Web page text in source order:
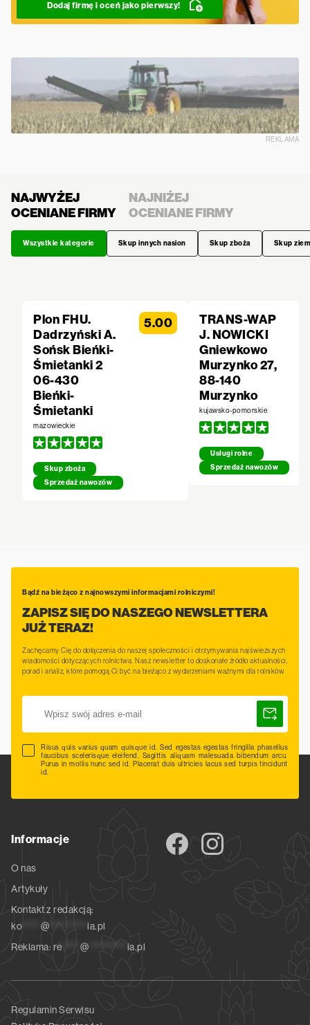
Dodaj firmę i oceń jako pierwszy!
REKLAMA
NAJWYŻEJ
OCENIANE FIRMY
NAJNIŻEJ
OCENIANE FIRMY
Wszystkie kategorie Skup innych nasion Skup zboża Skup
Plon FHU.
Dadrzyński A.
Sońsk Bieńki-
Śmietanki 2
06-430
Bieńki-
Śmietanki
mazowieckie
Skup zboża
Sprzedaż nawozów
5.00
TRANS-WAP
J. NOWICKI
Gniewkowo
Murzynko 27,
88-140
Murzynko
kujawsko-pomorskie
Usługi rolne
Sprzedaż nawozów
Bądź na bieżąco z najnowszymi informacjami rolniczymi!
ZAPISZ SIĘ DO NASZEGO NEWSLETTERA
JUŻ TERAZ!
Zachęcamy Cię do dołączenia do naszej społeczności i otrzymywania najświeższych
wiadomości dotyczących rolnictwa. Nasz newsletter to doskonałe źródło aktualności,
porad i analiz, które pomogą Ci być na bieżąco z wydarzeniami ważnymi dla rolników.
Risus quis varius quam quisque id. Sed egestas egestas fringilla phasellus
faucibus scelerisque eleifend. Sagittis aliquam malesuada bibendum arcu.
Purus in mollis nunc sed id. Placerat duis ultricies lacus sed turpis tincidunt
id.
Informacje
O nas
Artykuły
Kontakt z redakcją:
ko***** @ ********** ia.pl
Reklama: re***** @ ********** ia.pl
Regulamin Serwisu